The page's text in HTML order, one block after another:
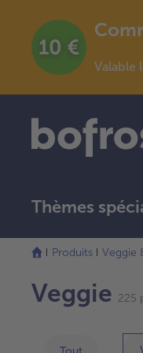
Valable
Thèmes
Produits
Veggie
Veggie 225
La
liste
été
actualisée.